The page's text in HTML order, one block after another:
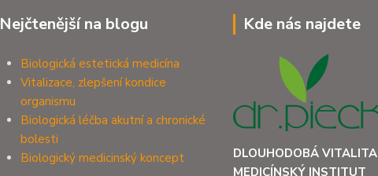
Nejčtenější na blogu
Biologická estetická medicína
Vitalizace, zlepšení kondice
organismu
Biologická léčba akutní a chronické
bolesti
Biologický medicinský koncept
Kde nás najdete
DLOUHODOBÁ VITALITA
MEDICÍNSKÝ INSTITUT